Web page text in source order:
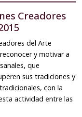
Creadores
del Arte
y motivar a
que
sus tradiciones y
con la
actividad entre las